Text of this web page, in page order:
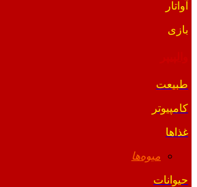
آواتار
بازی
طبیعت
کامپیوتر
غذاها
میوه‌ها
حیوانات